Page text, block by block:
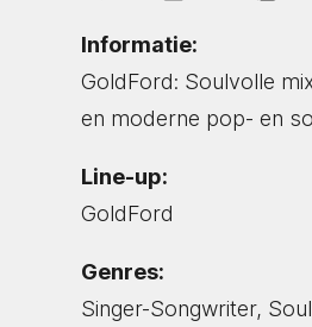
Informatie:
GoldFord: Soulvolle
en moderne pop- en
Line-up:
GoldFord
Genres:
Singer-Songwriter,